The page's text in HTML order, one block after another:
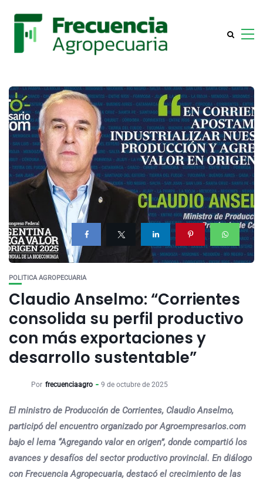
POLITICA AGROPECUARIA
Claudio Anselmo: “Corrientes
consolida su perfil productivo
con más exportaciones y
desarrollo sustentable”
Por frecuenciaagro 9 de octubre de 2025
El ministro de Producción de Corrientes, Claudio Anselmo,
participó del encuentro organizado por Agroempresarios.com
bajo el lema “Agregando valor en origen”, donde compartió los
avances y desafíos del sector productivo provincial. En diálogo
con Frecuencia Agropecuaria, destacó el crecimiento de las